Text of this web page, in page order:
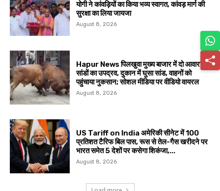
योगी ने कांवड़ियों का किया भव्य स्वागत, कांवड़ मार्ग की
सुरक्षा का लिया जायजा
August 8, 2026
Hapur News पिलखुवा मुख्य बाजार में दो आवारा
सांडों का उपद्रव, दुकान में घुसा सांड, वाहनों को
पहुंचाया नुकसान; सोशल मीडिया पर वीडियो वायरल
August 8, 2026
US Tariff on India अमेरिकी सीनेट में 100
प्रतिशत टैरिफ बिल पास, रूस से तेल-गैस खरीदने पर
भारत समेत 5 देशों पर कसेगा शिकंजा,...
August 8, 2026